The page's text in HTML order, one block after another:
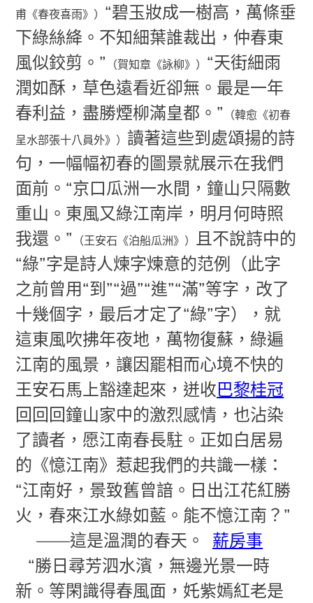
甫《春夜喜雨》） “碧玉妝成一樹高，萬條垂
下綠絲絳。不知細葉誰裁出，仲春東
風似鉸剪。”
（賀知章《詠柳》） “天街細雨
潤如酥，草色遠看近卻無。最是一年
春利益，盡勝煙柳滿皇都。”
（韓愈《初春
呈水部張十八員外》） 讀著這些到處頌揚的詩
句，一幅幅初春的圖景就展示在我們
面前。 “京口瓜洲一水間，鐘山只隔數
重山。東風又綠江南岸，明月何時照
我還。”
（王安石《泊船瓜洲》）
且不說詩中的
“綠”字是詩人煉字煉意的范例（此字
之前曾用“到”“過”“進”“滿”等字，改了
十幾個字，最后才定了“綠”字），就
這東風吹拂年夜地，萬物復蘇，綠遍
江南的風景，讓因罷相而心境不快的
王安石馬上豁達起來，迸收巴黎桂冠
回回回鐘山家中的激烈感情，也沾染
了讀者，愿江南春長駐。正如白居易
的《憶江南》惹起我們的共識一樣：
“江南好，景致舊曾諳。日出江花紅勝
火，春來江水綠如藍。能不憶江南？”
——這是溫潤的春天。
薪房事
“勝日尋芳泗水濱，無邊光景一時
新。等閑識得春風面，奼紫嫣紅老是